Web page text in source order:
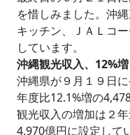
を惜しみました。沖
キッチン、ＪＡＬコ
しています。
沖縄観光収入、12%増
沖縄県が９月１９日
年度比12.1%増の
観光収入の増加は２
4,970億円に設定して